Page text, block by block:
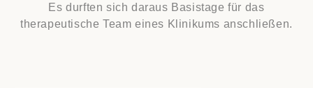
Es durften sich daraus Basistage für das
therapeutische Team eines Klinikums anschließen.